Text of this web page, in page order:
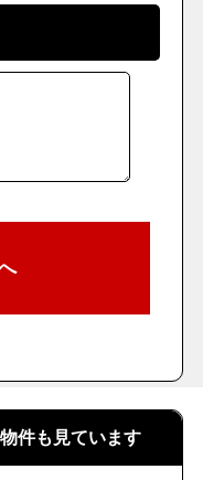
件も見ています